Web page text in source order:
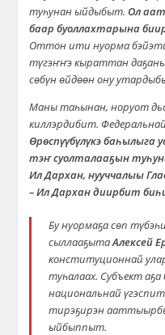
туһунан ыйдыбыт. Ол
баар буоллахтарына
Оттон ити нуорма
түгэҥҥэ кыраттан
сөбүн өйдөөн ону
Маны таһынан, норуот
киллэрдибит.
Өрөспүүбүлүкэ баһылыга
тэҥ суолталааҕын
Ил Дархан, нууччалыы
– Ил Дархан диирбит
Бу нуормаҕа сөп
сыллааҕытаАлексей
конституционнай
туһалаах. Субъект
национальнай
тирэҕирэн
ыйбыппыт.